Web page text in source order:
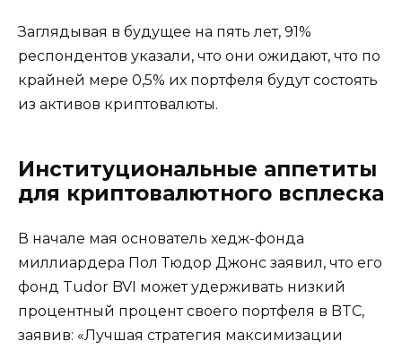
Заглядывая в будущее на пять лет, 91%
респондентов указали, что они ожидают, что по
крайней мере 0,5% их портфеля будут состоять
из активов криптовалюты.
Институциональные аппетиты
для криптовалютного всплеска
В начале мая основатель хедж-фонда
миллиардера Пол Тюдор Джонс заявил, что его
фонд Tudor BVI может удерживать низкий
процентный процент своего портфеля в BTC,
заявив: «Лучшая стратегия максимизации